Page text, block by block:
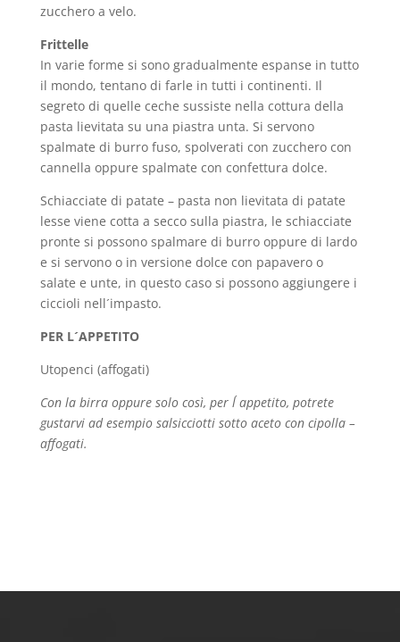
zucchero a velo.
Frittelle
In varie forme si sono gradualmente espanse in tutto
il mondo, tentano di farle in tutti i continenti. Il
segreto di quelle ceche sussiste nella cottura della
pasta lievitata su una piastra unta. Si servono
spalmate di burro fuso, spolverati con zucchero con
cannella oppure spalmate con confettura dolce.
Schiacciate di patate – pasta non lievitata di patate
lesse viene cotta a secco sulla piastra, le schiacciate
pronte si possono spalmare di burro oppure di lardo
e si servono o in versione dolce con papavero o
salate e unte, in questo caso si possono aggiungere i
ciccioli nell´impasto.
PER L´APPETITO
Utopenci (affogati)
Con la birra oppure solo così, per l´ appetito, potrete
gustarvi ad esempio salsicciotti sotto aceto con cipolla –
affogati.